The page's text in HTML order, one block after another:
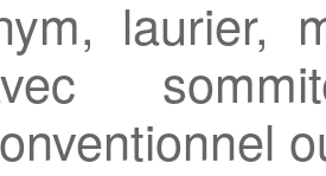
laurier,